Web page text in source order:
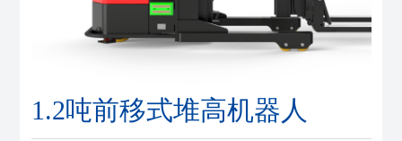
1.2吨前移式堆高机器人